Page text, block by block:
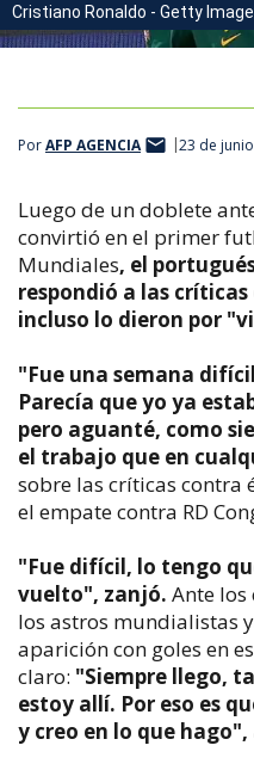
Cristiano Ronaldo - Getty
PorAFP AGENCIA 23 de
Luego de un doblete
convirtió en el primer
Mundiales, el
respondió a las
incluso lo dieron por
"Fue una semana
Parecía que yo ya
pero aguanté, como
el trabajo que en
sobre las críticas contra
el empate contra RD
"Fue difícil, lo tengo
vuelto", zanjó. Ante
los astros mundialistas
aparición con goles en
claro: "Siempre llego,
estoy allí. Por eso es
y creo en lo que